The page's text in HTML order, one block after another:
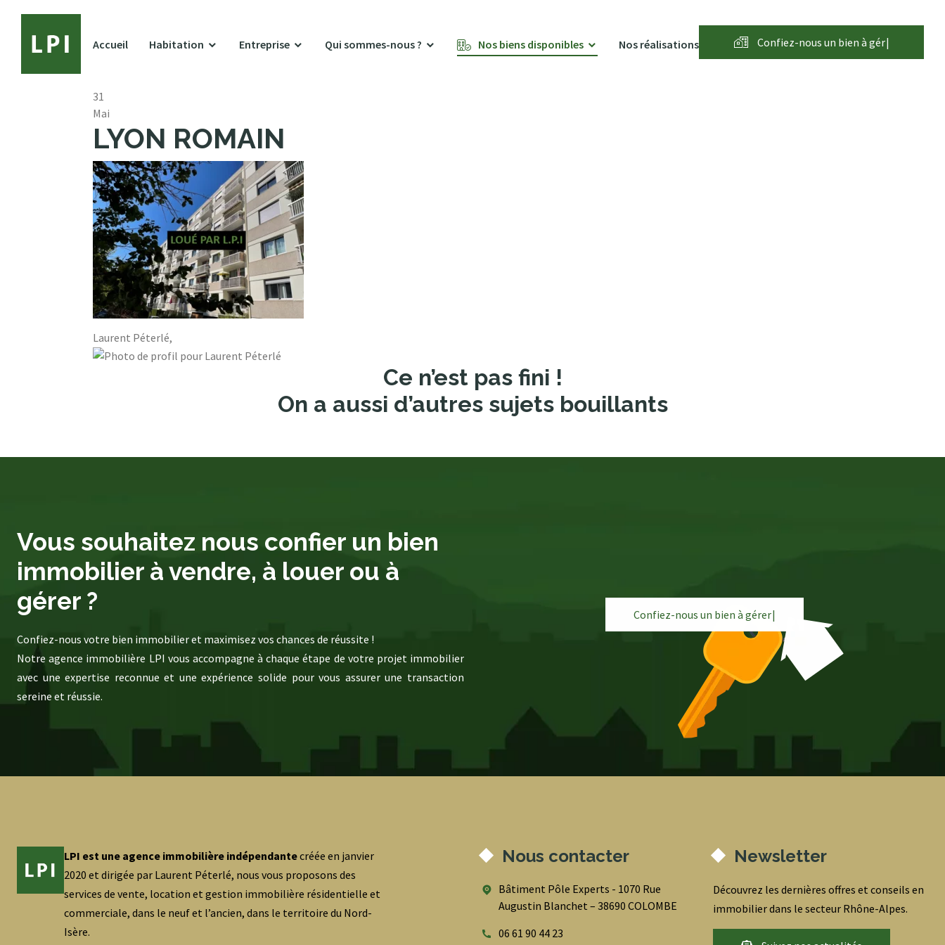
Accueil Habitation Entreprise Qui sommes-nous ? Nos biens disponibles Nos réalisations Confiez-nous un bien àgérer
31
Mai
LYON ROMAIN
Laurent Péterlé,
Ce n’est pas fini !
On a aussi d’autres sujets bouillants
Vous souhaitez nous confier un bien
immobilier à vendre, à louer ou à
gérer ?
Confiez-nous votre bien immobilier et maximisez vos chances de réussite !
Notre agence immobilière LPI vous accompagne à chaque étape de votre projet immobilier
avec une expertise reconnue et une expérience solide pour vous assurer une transaction
sereine et réussie.
Confiez-nous un bien à gérer|
LPI est une agence immobilière indépendantecréée en janvier
2020 et dirigée par Laurent Péterlé, nous vous proposons des
services de vente, location et gestion immobilière résidentielle et
commerciale, dans le neuf et l’ancien, dans le territoire du Nord-
Isère.
Nous contacter
Bâtiment Pôle Experts - 1070 Rue
Augustin Blanchet – 38690 COLOMBE
06 61 90 44 23
Newsletter
Découvrez les dernières offres et conseils en
immobilier dans le secteur Rhône-Alpes.